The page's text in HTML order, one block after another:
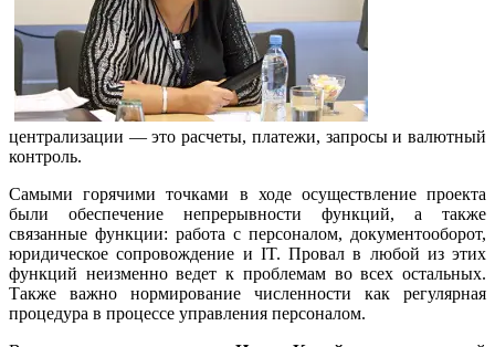
централизации — это расчеты, платежи, запросы и валютный
контроль.
Самыми горячими точками в ходе осуществление проекта
были обеспечение непрерывности функций, а также
связанные функции: работа с персоналом, документооборот,
юридическое сопровождение и IT. Провал в любой из этих
функций неизменно ведет к проблемам во всех остальных.
Также важно нормирование численности как регулярная
процедура в процессе управления персоналом.